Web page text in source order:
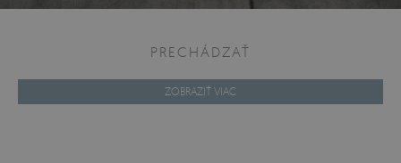
PRECHÁDZAŤ
ZOBRAZIŤ VIAC